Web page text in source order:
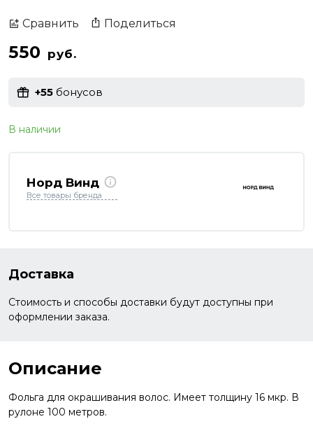
Сравнить Поделиться
550 руб.
+55 бонусов
В наличии
Норд Винд
Все товары бренда
Доставка
Стоимость и способы доставки будут доступны при
оформлении заказа.
Описание
Фольга для окрашивания волос. Имеет толщину 16 мкр. В
рулоне 100 метров.